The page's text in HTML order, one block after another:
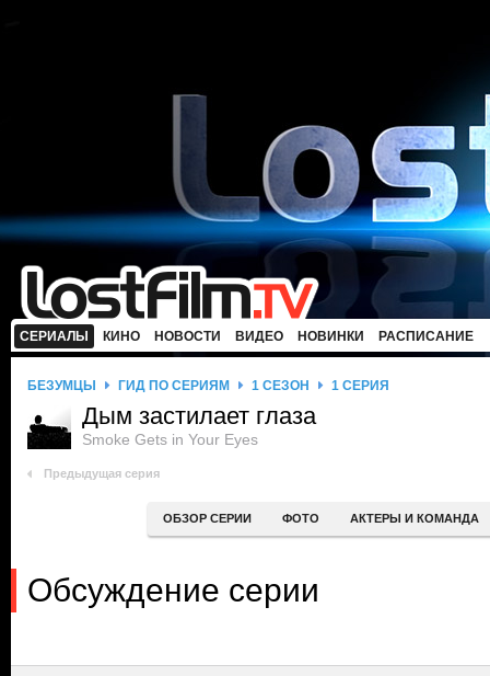
СЕРИАЛЫ КИНО НОВОСТИ ВИДЕО НОВИНКИ РАСПИСАНИЕ
БЕЗУМЦЫ ГИД ПО СЕРИЯМ 1 СЕЗОН 1 СЕРИЯ
Дым застилает глаза
Smoke Gets in Your Eyes
Предыдущая серия
ОБЗОР СЕРИИ ФОТО АКТЕРЫ И КОМАНДА
Обсуждение серии